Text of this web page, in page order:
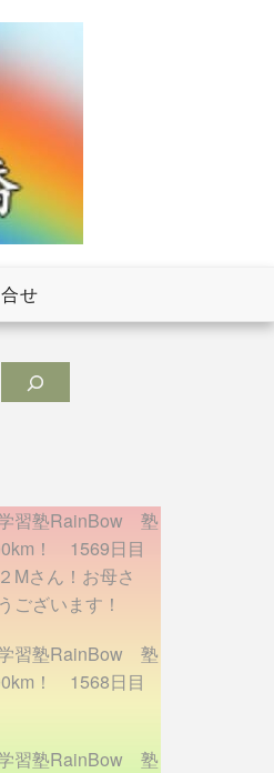
せ
習塾RainBow 塾
！ 1569日目
さん！お母さ
ございます！
習塾RainBow 塾
！ 1568日目
習塾RainBow 塾